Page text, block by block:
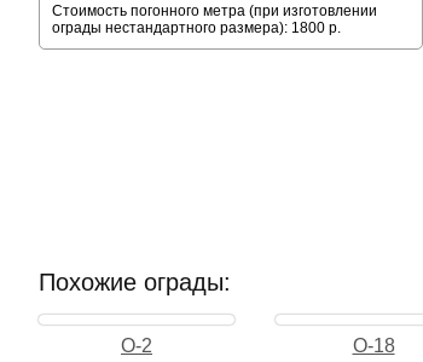
Стоимость погонного метра (при изготовлении
ограды нестандартного размера): 1800 р.
Похожие ограды:
О-2
О-18